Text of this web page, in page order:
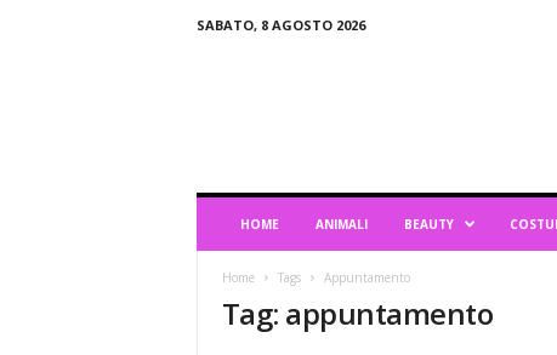
SABATO, 8 AGOSTO 2026
HOME ANIMALI BEAUTY
Home Tags Appuntamento
Tag: appuntamento